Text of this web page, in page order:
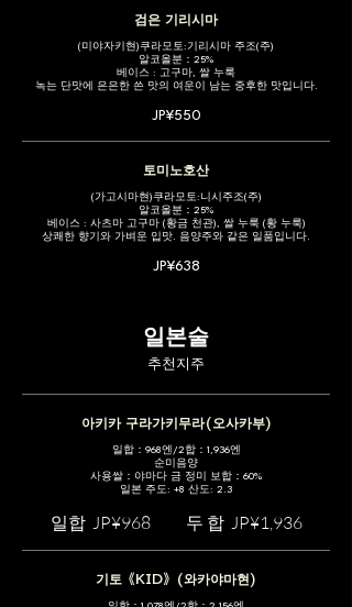
검은 기리시마
(미야자키현)쿠라모토:기리시마 주조(주)
알코올분：25%
베이스 : 고구마, 쌀 누룩
녹는 단맛에 은은한 쓴 맛의 여운이 남는 중후한 맛입니다.
JP¥550
토미노호산
(가고시마현)쿠라모토:니시주조(주)
알코올분：25%
베이스 : 사츠마 고구마 (황금 천관), 쌀 누룩 (황 누룩)
상쾌한 향기와 가벼운 입맛. 음양주와 같은 일품입니다.
JP¥638
일본술
추천지주
아키카 구라가키무라(오사카부)
일합：968엔/2합：1,936엔
순미음양
사용쌀：야마다 금 정미 보합：60%
일본 주도: +8 산도: 2.3
일합 JP¥968 두 합 JP¥1,936
기토《KID》(와카야마현)